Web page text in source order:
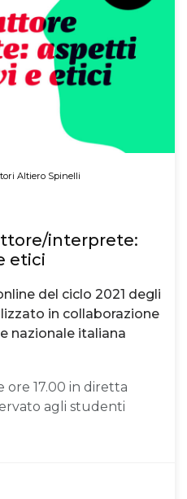
Altiero Spinelli
interprete:
etici
del ciclo 2021 degli
in collaborazione
nazionale italiana
ore 17.00 in diretta
agli studenti